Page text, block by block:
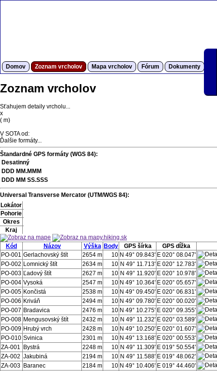
Domov Zoznam vrcholov Mapa vrcholov Fórum Dokumenty
Zoznam vrcholov
Sťahujem detaily vrcholu...
x
( m)
V SOTA od:
Ďalšie formáty...
Štandardné GPS formáty (WGS 84):
Desatinný
DDD MM.MMM
DDD MM SS.SSS
Universal Transverse Mercator (UTM/WGS 84):
Lokátor
Pohorie
Okres
Kraj
Kód Názov Výška Body GPS šírka
GPS dĺžka
PO-001 Gerlachovský štít 2654 m 10 N 49° 09.843' E 020° 08.047'
PO-002 Lomnický štít 2634 m 10 N 49° 11.713' E 020° 12.783'
PO-003 Ľadový štít 2627 m 10 N 49° 11.920' E 020° 10.978'
PO-004 Vysoká 2547 m 10 N 49° 10.364' E 020° 05.657'
PO-005 Končistá 2538 m 10 N 49° 09.450' E 020° 06.831'
PO-006 Kriváň 2494 m 10 N 49° 09.780' E 020° 00.020'
PO-007 Bradavica 2476 m 10 N 49° 10.275' E 020° 09.355'
PO-008 Mengusovský štít 2432 m 10 N 49° 11.232' E 020° 03.589'
PO-009 Hrubý vrch 2428 m 10 N 49° 10.250' E 020° 01.607'
PO-010 Svinica 2301 m 10 N 49° 13.168' E 020° 00.553'
ZA-001
Bystrá 2248 m 10 N 49° 11.309' E 019° 50.554'
ZA-002 Jakubiná 2194 m 10 N 49° 11.588' E 019° 48.062'
ZA-003 Baranec 2184 m 10 N 49° 10.406' E 019° 44.460'